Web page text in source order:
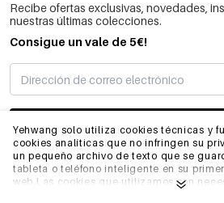
Yehwang solo utiliza cookies técnicas y
cookies analíticas que no infringen su
un pequeño archivo de texto que se
tableta o teléfono inteligente en su
web.Las cookies que utilizamos son
Recibe ofertas exclusivas, novedades,
nuestras últimas colecciones.
Consigue un vale de 5€!
SUSCRIBIRME
INFORMACIÓN